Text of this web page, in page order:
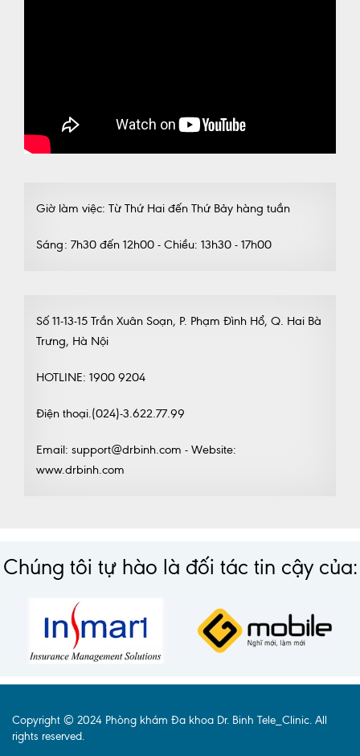
Giờ làm việc: Từ Thứ Hai đến Thứ Bảy hàng tuần
Sáng: 7h30 đến 12h00 - Chiều: 13h30 - 17h00
Số 11-13-15 Trần Xuân Soạn, P. Phạm Đình Hổ, Q. Hai Bà
Trưng, Hà Nội
HOTLINE: 1900 9204
Điện thoại.(024)-3.622.77.99
Email: support@drbinh.com - Website:
www.drbinh.com
Chúng tôi tự hào là đối tác tin cậy của:
Copyright © 2024 Phòng khám Đa khoa Dr. Binh Tele_Clinic. All
rights reserved.